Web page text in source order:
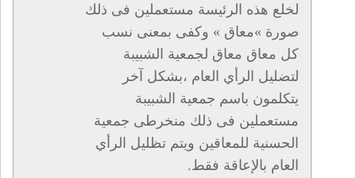
لخلع هذه الرئيسة مستعملين فى ذلك
صورة »معاق » وكفى بمعنى نسب
كل معاق معاق لجمعية الشبيبة
لتضليل الرأي العام ،بشكل آخر
يتكلمون باسم جمعية الشبيبة
مستعملين فى ذلك منخرطى جمعية
الحسنية للمعاقين ويتم تظليل الرأي
العام بالإعاقة فقط.